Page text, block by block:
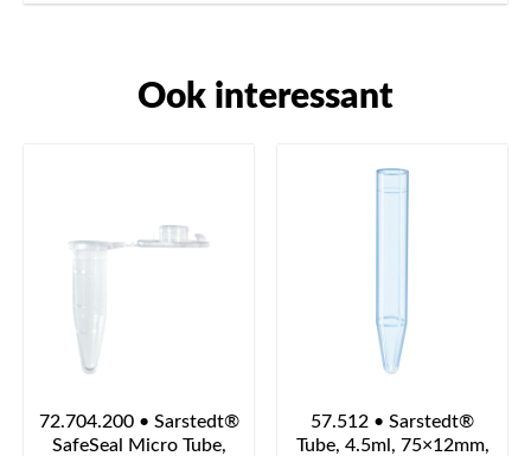
Ook interessant
72.704.200 • Sarstedt®
SafeSeal Micro Tube,
57.512 • Sarstedt®
Tube, 4.5ml, 75×12mm,